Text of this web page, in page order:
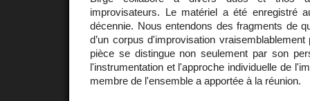
improvisateurs. Le matériel a été enregistré
décennie. Nous entendons des fragments de
d’un corpus d'improvisation
pièce se distingue non seulement par son
l'instrumentation et l'approche individuelle de
membre de l'ensemble a apportée à la réunion.